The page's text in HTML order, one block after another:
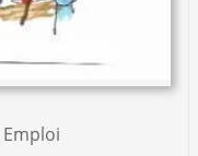
Emploi